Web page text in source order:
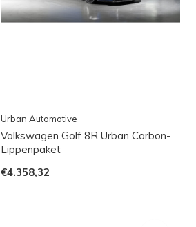
Urban Automotive
Volkswagen Golf 8R Urban Carbon-
Lippenpaket
€4.358,32